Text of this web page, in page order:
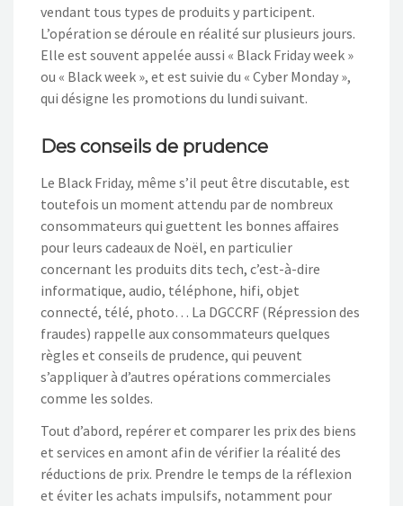
vendant tous types de produits y participent.
L’opération se déroule en réalité sur plusieurs jours.
Elle est souvent appelée aussi « Black Friday week »
ou « Black week », et est suivie du « Cyber Monday »,
qui désigne les promotions du lundi suivant.
Des conseils de prudence
Le Black Friday, même s’il peut être discutable, est
toutefois un moment attendu par de nombreux
consommateurs qui guettent les bonnes affaires
pour leurs cadeaux de Noël, en particulier
concernant les produits dits tech, c’est-à-dire
informatique, audio, téléphone, hifi, objet
connecté, télé, photo… La DGCCRF (Répression des
fraudes) rappelle aux consommateurs quelques
règles et conseils de prudence, qui peuvent
s’appliquer à d’autres opérations commerciales
comme les soldes.
Tout d’abord, repérer et comparer les prix des biens
et services en amont afin de vérifier la réalité des
réductions de prix. Prendre le temps de la réflexion
et éviter les achats impulsifs, notamment pour